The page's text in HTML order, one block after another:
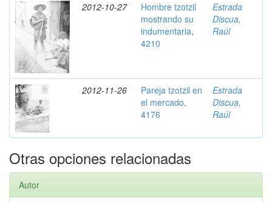
2012-10-27
Hombre tzotzil
mostrando su
indumentaria,
4210
Estrada
Discua,
Raúl
2012-11-26
Pareja tzotzil en
el mercado,
4176
Estrada
Discua,
Raúl
Otras opciones relacionadas
Autor